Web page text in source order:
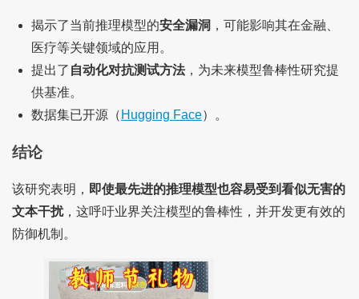
揭示了当前推理模型的安全漏洞 ，可能影响其在金融、
医疗等关键领域的应用。
提出了 自动化对抗测试方法，为未来模型鲁棒性研究提
供基准。
数据集已开源（ Hugging Face）。
结论
该研究表明， 即使最先进的推理模型也容易受到看似无害的
文本干扰，这呼吁业界关注模型的鲁棒性，并开发更有效的
防御机制。